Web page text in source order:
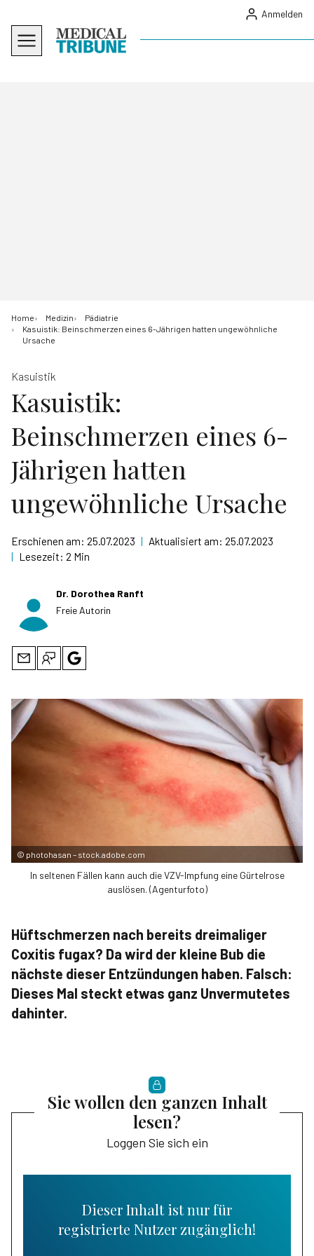
Anmelden
Home Medizin
Pädiatrie
Kasuistik: Beinschmerzen eines 6-Jährigen hatten ungewöhnliche
Ursache
Kasuistik
Kasuistik:
Beinschmerzen eines 6-
Jährigen hatten
ungewöhnliche Ursache
Erschienen am: 25.07.2023 | Aktualisiert am: 25.07.2023
| Lesezeit: 2 Min
Dr. Dorothea Ranft
Freie Autorin
© photohasan – stock.adobe.com
In seltenen Fällen kann auch die VZV-Impfung eine Gürtelrose
auslösen. (Agenturfoto)
Hüftschmerzen nach bereits dreimaliger
Coxitis fugax? Da wird der kleine Bub die
nächste dieser Entzündungen haben. Falsch:
Dieses Mal steckt etwas ganz Unvermutetes
dahinter.
Sie wollen den ganzen Inhalt
lesen?
Loggen Sie sich ein
Dieser Inhalt ist nur für
registrierte Nutzer zugänglich!